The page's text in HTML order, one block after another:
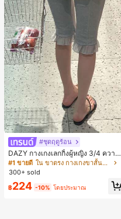
#ชุดฤดูร้อน
DAZY กางเกงเลกกิ้งผู้หญิง 3/4 ความย
าวขา ทรงเข้ารูป แต่งลูกไม้แบบปะติด
ลำลอง สำหรับวันหยุดฤดูร้อน
#1 ขายดี
ใน ขาตรง กางเกงขาสั้นผู้หญิง
300+ sold
฿224 -10% โดยประมาณ